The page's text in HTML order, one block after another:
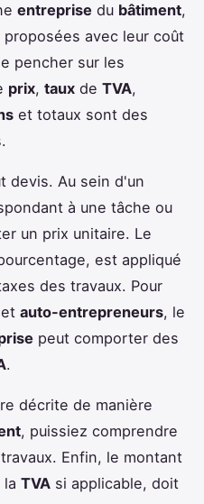
entreprise du bâtiment,
avec leur coût
pencher sur les
prix, taux de TVA,
et totaux sont des
devis. Au sein d'un
à une tâche ou
un prix unitaire. Le
est appliqué
des travaux. Pour
et auto-entrepreneurs, le
peut comporter des
.
décrite de manière
, puissiez comprendre
Enfin, le montant
TVA si applicable, doit